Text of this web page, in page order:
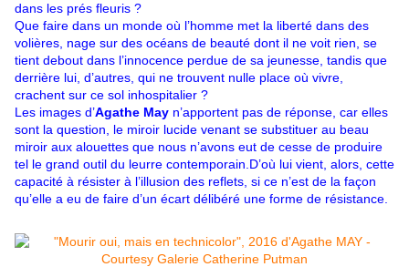
dans les prés fleuris ?
Que faire dans un monde où l’homme met la liberté dans des
volières, nage sur des océans de beauté dont il ne voit rien, se
tient debout dans l’innocence perdue de sa jeunesse, tandis que
derrière lui, d’autres, qui ne trouvent nulle place où vivre,
crachent sur ce sol inhospitalier ?
Les images d’Agathe May n’apportent pas de réponse, car elles
sont la question, le miroir lucide venant se substituer au beau
miroir aux alouettes que nous n’avons eut de cesse de produire
tel le grand outil du leurre contemporain. D’où lui vient, alors, cette
capacité à résister à l’illusion des reflets, si ce n’est de la façon
qu’elle a eu de faire d’un écart délibéré une forme de résistance.